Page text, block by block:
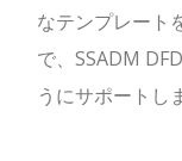
なテンプレート
で、SSADM
うにサポートし